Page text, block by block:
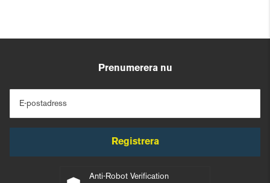
Prenumerera nu
E-postadress
Registrera
Anti-Robot Verification